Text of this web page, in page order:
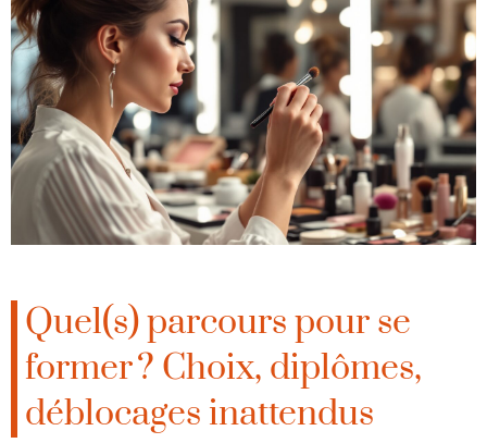
Quel(s) parcours pour se
former ? Choix, diplômes,
déblocages inattendus